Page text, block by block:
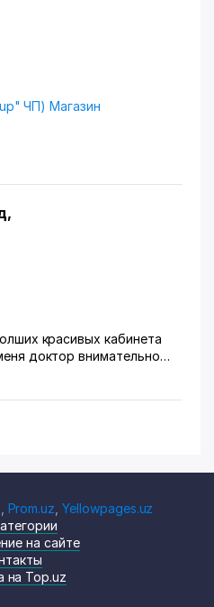
ЧП) Магазин
доктор внимательно
висят в рамках документы,
Prom.uz ,Yellowpages.uz
на сайте
на Top.uz